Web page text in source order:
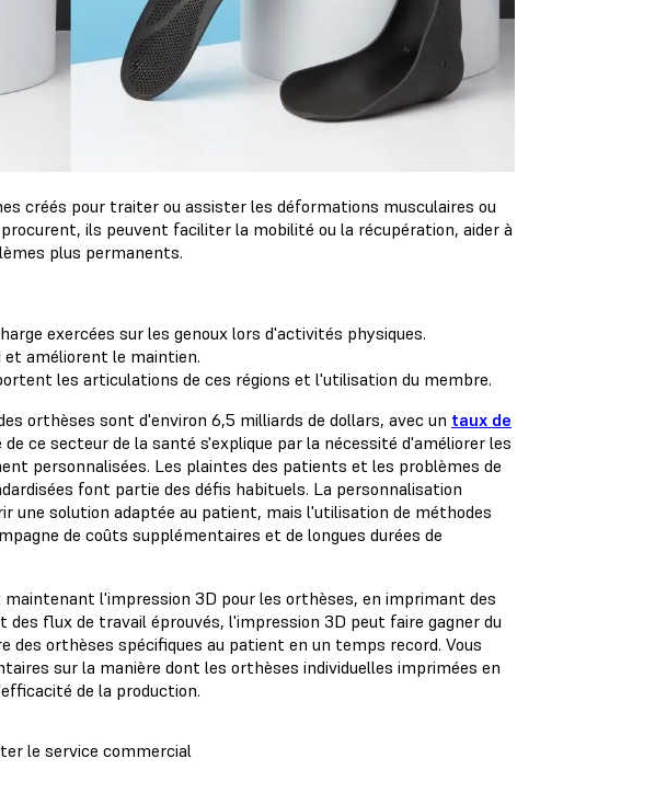
créés pour traiter ou assister les déformations musculaires ou
ils peuvent faciliter la mobilité ou la récupération, aider à
plus permanents.
exercées sur les genoux lors d'activités physiques.
améliorent le maintien.
les articulations de ces régions et l'utilisation du membre.
orthèses sont d'environ 6,5 milliards de dollars, avec un taux de
de ce secteur de la santé s'explique par la nécessité d'améliorer les
personnalisées. Les plaintes des patients et les problèmes de
font partie des défis habituels. La personnalisation
une solution adaptée au patient, mais l'utilisation de méthodes
de coûts supplémentaires et de longues durées de
l'impression 3D pour les orthèses, en imprimant des
flux de travail éprouvés, l'impression 3D peut faire gagner du
des orthèses spécifiques au patient en un temps record. Vous
sur la manière dont les orthèses individuelles imprimées en
de la production.
le service commercial